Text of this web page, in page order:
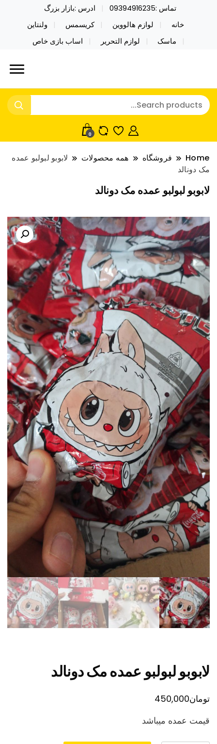
تماس :09394916235
ادرس :بازار بزرگ
خانه
لوازم هالووین کریسمس
ولنتاین
ماسک
لوازم التحریر اساب بازی خاص
نایکر توی فروش عمده لوازم هالووین
ولن تاین کادویی کریسمس اکسسوری
خرید محصولات خاص فیجت اسباب بازی تراول ماگ نایکر
توی فروش عمده لوازم هالووین ولن تاین کادویی
کریسمس اکسسوری ماسک در واردات مستقیم
0
Home فروشگاه همه محصولات
لابوبو لبولبو عمده
مک دونالد
لابوبو لبولبو عمده مک دونالد
لابوبو لبولبو عمده مک دونالد
تومان450,000
قیمت عمده میباشد